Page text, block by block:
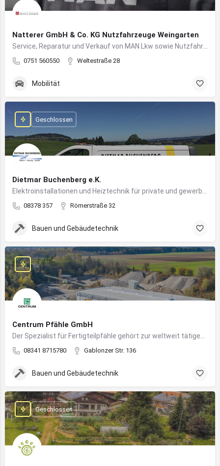
Natterer GmbH & Co. KG Nutzfahrzeuge Weingarten
0751 560550 Weltestraße 28
Mobilität
Dietmar Buchenberg e.K.
08378 357 Römerstraße 32
Geschlossen
Bauen und Gebäudetechnik
Centrum Pfähle GmbH
08341 8715780 Gablonzer Str. 136
Bauen und Gebäudetechnik
Geschlossen